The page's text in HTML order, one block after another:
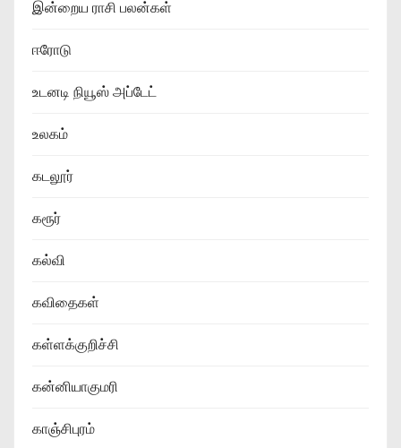
இன்றைய ராசி பலன்கள்
ஈரோடு
உடனடி நியூஸ் அப்டேட்
உலகம்
கடலூர்
கரூர்
கல்வி
கவிதைகள்
கள்ளக்குறிச்சி
கன்னியாகுமரி
காஞ்சிபுரம்